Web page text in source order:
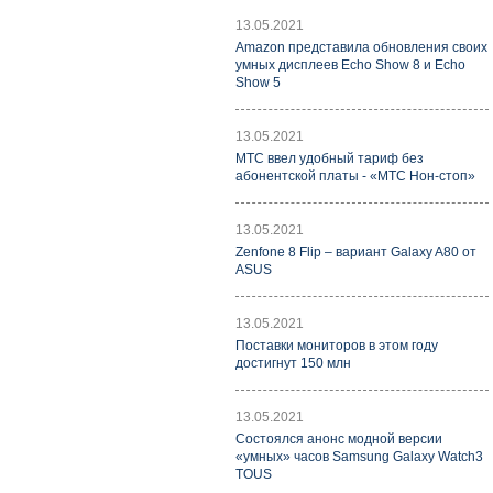
13.05.2021
Amazon представила обновления своих
умных дисплеев Echo Show 8 и Echo
Show 5
13.05.2021
МТС ввел удобный тариф без
абонентской платы - «МТС Нон-стоп»
13.05.2021
Zenfone 8 Flip – вариант Galaxy A80 от
ASUS
13.05.2021
Поставки мониторов в этом году
достигнут 150 млн
13.05.2021
Состоялся анонс модной версии
«умных» часов Samsung Galaxy Watch3
TOUS